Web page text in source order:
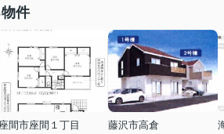
件
座間市座間１丁目
藤沢市高倉